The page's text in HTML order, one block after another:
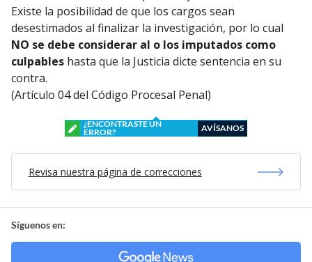
Existe la posibilidad de que los cargos sean
desestimados al finalizar la investigación, por lo cual
NO se debe considerar al o los imputados como
culpables hasta que la Justicia dicte sentencia en su
contra.
(Artículo 04 del Código Procesal Penal)
¿ENCONTRASTE UN
ERROR?
AVÍSANOS
Revisa nuestra página de correcciones
Síguenos en: